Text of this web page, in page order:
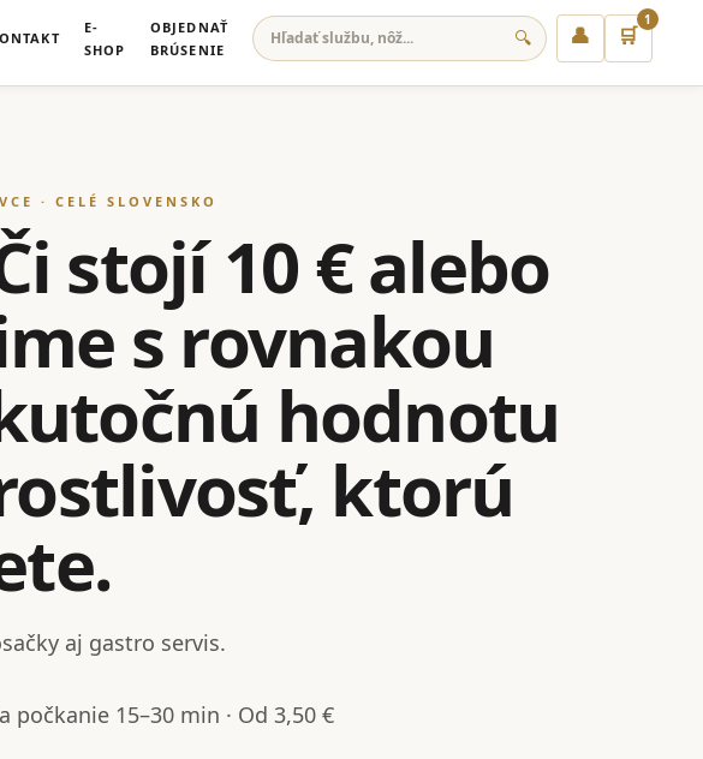
E-
SHOP
OBJEDNAŤ
BRÚSENIE
🔍 👤 🛒
1
· CELÉ SLOVENSKO
stojí 10 € alebo
s rovnakou
hodnotu
ktorú
aj gastro servis.
15–30 min · Od 3,50 €